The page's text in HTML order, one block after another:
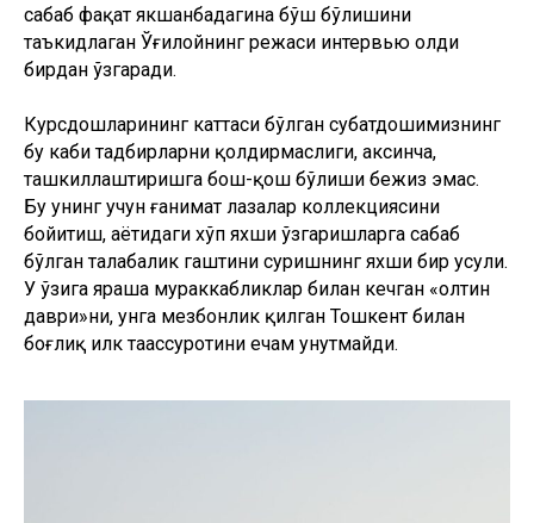
сабаб фақат якшанбадагина бўш бўлишини
таъкидлаган Ўғилойнинг режаси интервью олди
бирдан ўзгаради.
Курсдошларининг каттаси бўлган суҳбатдошимизнинг
бу каби тадбирларни қолдирмаслиги, аксинча,
ташкиллаштиришга бош-қош бўлиши бежиз эмас.
Бу унинг учун ғанимат лаҳзалар коллекциясини
бойитиш, ҳаётидаги хўп яхши ўзгаришларга сабаб
бўлган талабалик гаштини суришнинг яхши бир усули.
У ўзига яраша мураккабликлар билан кечган «олтин
даври»ни, унга мезбонлик қилган Тошкент билан
боғлиқ илк таассуротини ҳечам унутмайди.